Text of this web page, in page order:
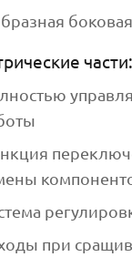
части:
при